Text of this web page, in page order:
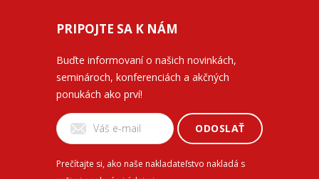
PRIPOJTE SA K NÁM
Buďte informovaní o našich novinkách,
seminároch, konferenciách a akčných
ponukách ako prví!
ODOSLAŤ
Prečítajte si, ako naše nakladateľstvo nakladá s